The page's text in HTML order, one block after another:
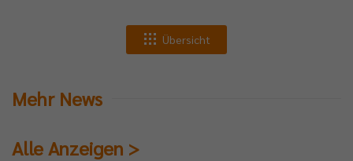
Übersicht
Mehr News
Alle Anzeigen >